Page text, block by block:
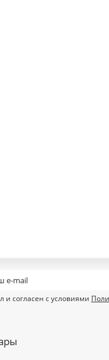
и согласен с условиями